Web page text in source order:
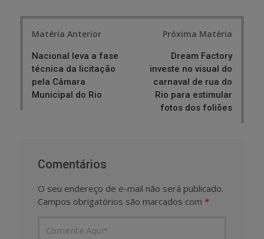
Matéria Anterior
Nacional leva a fase
técnica da licitação
pela Câmara
Municipal do Rio
Próxima Matéria
Dream Factory
investe no visual do
carnaval de rua do
Rio para estimular
fotos dos foliões
Comentários
O seu endereço de e-mail não será publicado.
Campos obrigatórios são marcados com *